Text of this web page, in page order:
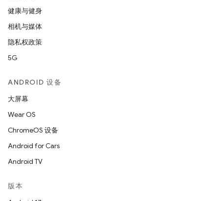
健康与健身
相机与媒体
隐私权政策
5G
ANDROID 设备
大屏幕
Wear OS
ChromeOS 设备
Android for Cars
Android TV
版本